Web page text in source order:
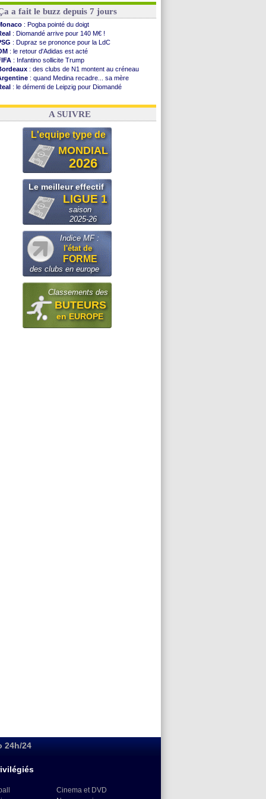
a fait le buzz depuis 7 jours
: Pogba pointé du doigt
: Diomandé arrive pour 140 M€ !
: Dupraz se prononce pour la LdC
: le retour d'Adidas est acté
: Infantino sollicite Trump
: des clubs de N1 montent au créneau
: quand Medina recadre... sa mère
: le démenti de Leipzig pour Diomandé
: Paixão attire un 2e club anglais
A SUIVRE
L'equipe type de
MONDIAL
2026
Le meilleur effectif
LIGUE 1
saison
2025-26
Indice MF :
l'état de
FORME
des clubs en europe
Classements des
BUTEURS
en EUROPE
24h/24
Cinema et DVD